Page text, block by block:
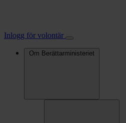
Inlogg för volontär
Om Berättarministeriet